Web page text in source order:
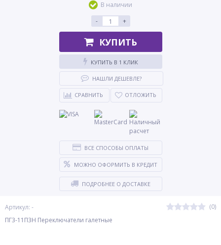
Артикул: -
(0)
ПГ3-11П3Н Переключатели галетные
В наличии
-
+
КУПИТЬ
КУПИТЬ В 1 КЛИК
НАШЛИ ДЕШЕВЛЕ?
СРАВНИТЬ ОТЛОЖИТЬ
ВСЕ СПОСОБЫ ОПЛАТЫ
МОЖНО ОФОРМИТЬ В КРЕДИТ
ПОДРОБНЕЕ О ДОСТАВКЕ